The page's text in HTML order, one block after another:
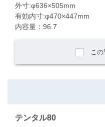
外寸:φ636×505mm
有効内寸:φ470×447mm
内容量：96.7
こ
テンタル80